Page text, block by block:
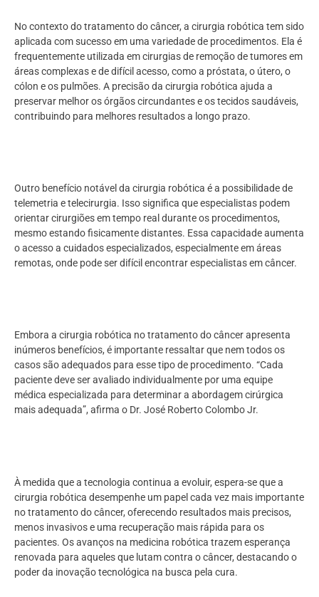
No contexto do tratamento do câncer, a cirurgia robótica tem sido
aplicada com sucesso em uma variedade de procedimentos. Ela é
frequentemente utilizada em cirurgias de remoção de tumores em
áreas complexas e de difícil acesso, como a próstata, o útero, o
cólon e os pulmões. A precisão da cirurgia robótica ajuda a
preservar melhor os órgãos circundantes e os tecidos saudáveis,
contribuindo para melhores resultados a longo prazo.
Outro benefício notável da cirurgia robótica é a possibilidade de
telemetria e telecirurgia. Isso significa que especialistas podem
orientar cirurgiões em tempo real durante os procedimentos,
mesmo estando fisicamente distantes. Essa capacidade aumenta
o acesso a cuidados especializados, especialmente em áreas
remotas, onde pode ser difícil encontrar especialistas em câncer.
Embora a cirurgia robótica no tratamento do câncer apresenta
inúmeros benefícios, é importante ressaltar que nem todos os
casos são adequados para esse tipo de procedimento. “Cada
paciente deve ser avaliado individualmente por uma equipe
médica especializada para determinar a abordagem cirúrgica
mais adequada”, afirma o Dr. José Roberto Colombo Jr.
À medida que a tecnologia continua a evoluir, espera-se que a
cirurgia robótica desempenhe um papel cada vez mais importante
no tratamento do câncer, oferecendo resultados mais precisos,
menos invasivos e uma recuperação mais rápida para os
pacientes. Os avanços na medicina robótica trazem esperança
renovada para aqueles que lutam contra o câncer, destacando o
poder da inovação tecnológica na busca pela cura.